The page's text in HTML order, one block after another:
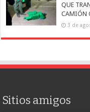
QUE
CAMIÓN
3 de
Sitios amigos